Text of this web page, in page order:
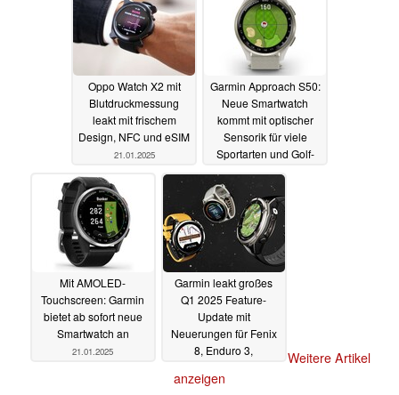
Oppo Watch X2 mit
Blutdruckmessung
leakt mit frischem
Design, NFC und eSIM
21.01.2025
Garmin Approach S50:
Neue Smartwatch
kommt mit optischer
Sensorik für viele
Sportarten und Golf-
21.01.2025
Mit AMOLED-
Touchscreen: Garmin
bietet ab sofort neue
Smartwatch an
21.01.2025
Garmin leakt großes
Q1 2025 Feature-
Update mit
Neuerungen für Fenix
8, Enduro 3,
Co.20.01.2025
Weitere Artikel
anzeigen